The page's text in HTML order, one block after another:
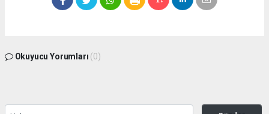
Okuyucu Yorumları (0)